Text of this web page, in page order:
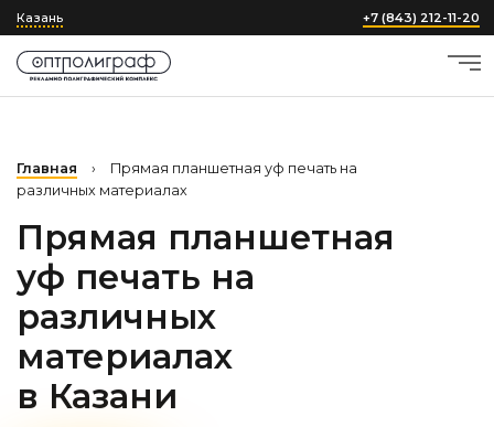
Казань +7 (843) 212-11-20
Главная ›
Прямая планшетная уф печать на
различных материалах
Прямая планшетная
уф печать на
различных
материалах
в Казани